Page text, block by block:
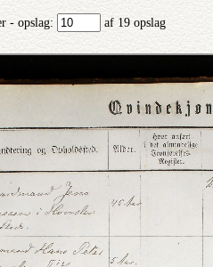
- opslag: af 19 opslag